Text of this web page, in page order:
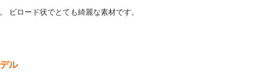
ビロード状でとても綺麗な素材です。
ル